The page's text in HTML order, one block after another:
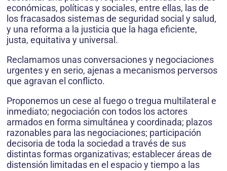
económicas, políticas y sociales, entre ellas, las de
los fracasados sistemas de seguridad social y salud,
y una reforma a la justicia que la haga eficiente,
justa, equitativa y universal.
Reclamamos unas conversaciones y negociaciones
urgentes y en serio, ajenas a mecanismos perversos
que agravan el conflicto.
Proponemos un cese al fuego o tregua multilateral e
inmediato; negociación con todos los actores
armados en forma simultánea y coordinada; plazos
razonables para las negociaciones; participación
decisoria de toda la sociedad a través de sus
distintas formas organizativas; establecer áreas de
distensión limitadas en el espacio y tiempo a las